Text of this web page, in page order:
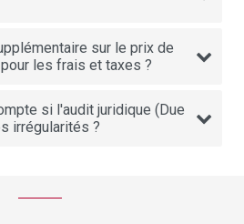
sur le prix de
les frais et taxes ?
si l'audit juridique (Due
irrégularités ?